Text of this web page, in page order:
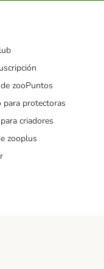
zooPuntos
para protectoras
criadores
zooplus